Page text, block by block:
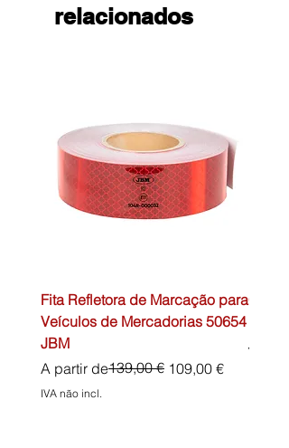
relacionados
Fita Refletora de Marcação para
Veículos de Mercadorias 50654
JBM
A partir de
Preço normal139,00 € 109,00 €
Preço promocional
IVA não incl.
Preço
45,00 €